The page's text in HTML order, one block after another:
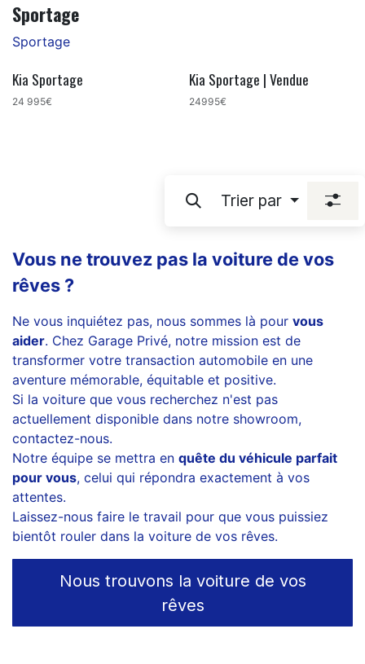
Sportage
Sportage
Kia Sportage
24 995€ Bon plan !
Kia Sportage | Vendue
24995€
Trier par
Vous ne trouvez pas la voiture de vos
rêves ?
Ne vous inquiétez pas, nous sommes là pour vous
aider. Chez Garage Privé, notre mission est de
transformer votre transaction automobile en une
aventure mémorable, équitable et positive.
Si la voiture que vous recherchez n'est pas
actuellement disponible dans notre showroom,
contactez-nous.
Notre équipe se mettra en quête du véhicule parfait
pour vous, celui qui répondra exactement à vos
attentes.
Laissez-nous faire le travail pour que vous puissiez
bientôt rouler dans la voiture de vos rêves.
Nous trouvons la voiture de vos
rêves